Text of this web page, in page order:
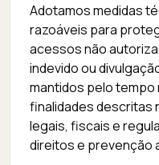
Adotamos medidas
razoáveis para
acessos não
indevido ou
mantidos pelo
finalidades descritas
legais, fiscais e
direitos e prevenção